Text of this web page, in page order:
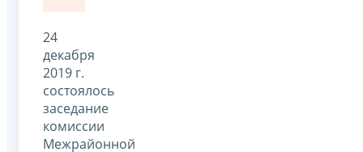
24
декабря
2019 г.
состоялось
заседание
комиссии
Межрайонной